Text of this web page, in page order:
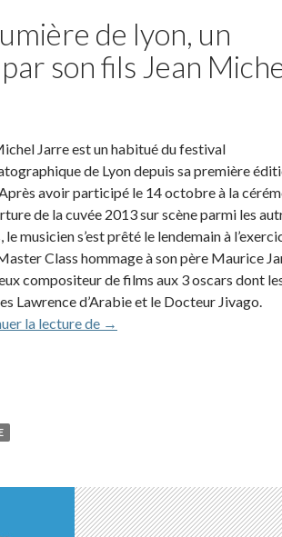
de lyon, un
son fils Jean
Jarre est un habitué du festival
de Lyon depuis sa première
avoir participé le 14 octobre à la
de la cuvée 2013 sur scène parmi les
le musicien s’est prêté le lendemain à
Class hommage à son père Maurice
compositeur de films aux 3 oscars dont
Lawrence d’Arabie et le Docteur Jivago.
la lecture de Dans le cadre du Festival
→